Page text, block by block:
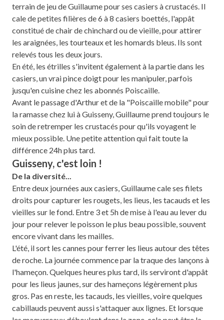
terrain de jeu de Guillaume pour ses casiers à crustacés. Il
cale de petites filières de 6 à 8 casiers boettés, l'appât
constitué de chair de chinchard ou de vieille, pour attirer
les araignées, les tourteaux et les homards bleus. Ils sont
relevés tous les deux jours.
En été, les étrilles s'invitent également à la partie dans les
casiers, un vrai pince doigt pour les manipuler, parfois
jusqu'en cuisine chez les abonnés Poiscaille.
Avant le passage d'Arthur et de la "Poiscaille mobile" pour
la ramasse chez lui à Guisseny, Guillaume prend toujours le
soin de retremper les crustacés pour qu'ils voyagent le
mieux possible. Une petite attention qui fait toute la
différence 24h plus tard.
Guisseny, c'est loin !
De la diversité...
Entre deux journées aux casiers, Guillaume cale ses filets
droits pour capturer les rougets, les lieus, les tacauds et les
vieilles sur le fond. Entre 3 et 5h de mise à l'eau au lever du
jour pour relever le poisson le plus beau possible, souvent
encore vivant dans les mailles.
L'été, il sort les cannes pour ferrer les lieus autour des têtes
de roche. La journée commence par la traque des lançons à
l'hameçon. Quelques heures plus tard, ils serviront d'appât
pour les lieus jaunes, sur des hameçons légèrement plus
gros. Pas en reste, les tacauds, les vieilles, voire quelques
cabillauds peuvent aussi s'attaquer aux lignes. Et lorsque